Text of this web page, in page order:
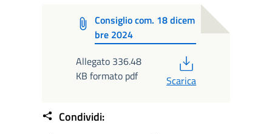
Consiglio com. 18 dicem
bre 2024
Allegato 336.48
KB formato pdf
Scarica
Condividi: